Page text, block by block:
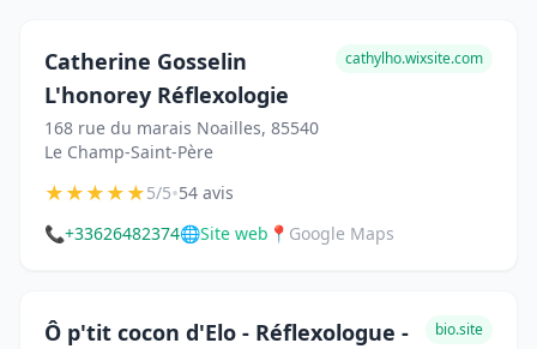
Catherine Gosselin
L'honorey Réflexologie
168 rue du marais Noailles, 85540
Le Champ-Saint-Père
cathylho.wixsite.com
★★★★★5/5•54 avis
📞+33626482374🌐Site web 📍 Google Maps
Ô p'tit cocon d'Elo - Réflexologue -
bio.site